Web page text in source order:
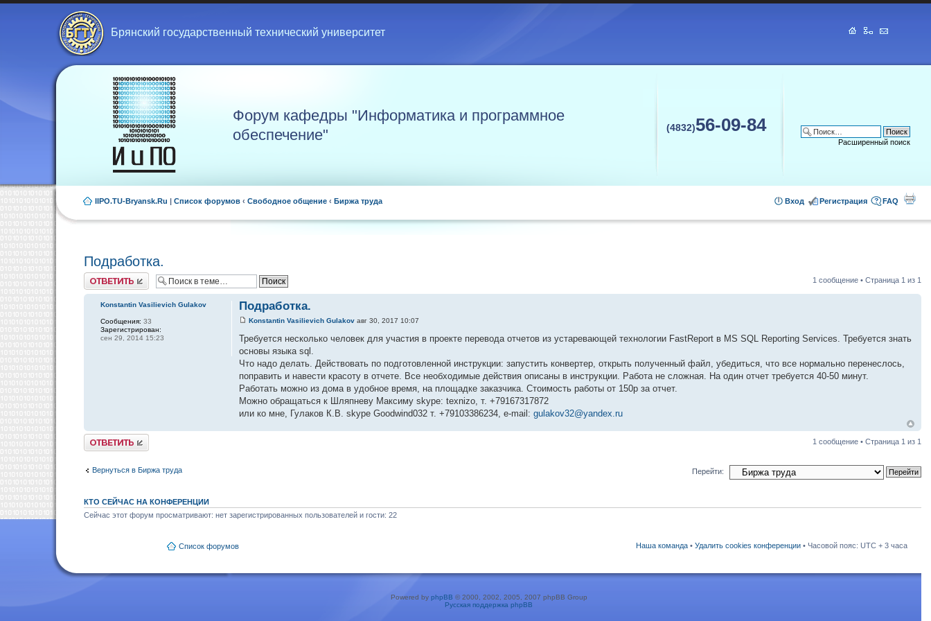
Брянский государственный технический университет
Форум кафедры "Информатика и программное
обеспечение"
(4832)56-09-84
Расширенный поиск
IIPO.TU-Bryansk.Ru | Список форумов ‹ Свободное общение ‹ Биржа труда FAQ
Регистрация
Вход
Подработка.
Ответить 1 сообщение • Страница 1 из 1
Подработка.
Konstantin Vasilievich Gulakov авг 30, 2017 10:07
Требуется несколько человек для участия в проекте перевода отчетов из устаревающей технологии FastReport в MS SQL Reporting Services. Требуется знать
основы языка sql.
Что надо делать. Действовать по подготовленной инструкции: запустить конвертер, открыть полученный файл, убедиться, что все нормально перенеслось,
поправить и навести красоту в отчете. Все необходимые действия описаны в инструкции. Работа не сложная. На один отчет требуется 40-50 минут.
Работать можно из дома в удобное время, на площадке заказчика. Стоимость работы от 150р за отчет.
Можно обращаться к Шляпневу Максиму skype: texnizo, т. +79167317872
или ко мне, Гулаков К.В. skype Goodwind032 т. +79103386234, e-mail:gulakov32@yandex.ru
Konstantin Vasilievich Gulakov
Сообщения: 33
Зарегистрирован:
сен 29, 2014 15:23
Ответить 1 сообщение • Страница 1 из 1
Вернуться в Биржа труда Перейти:
КТО СЕЙЧАС НА КОНФЕРЕНЦИИ
Сейчас этот форум просматривают: нет зарегистрированных пользователей и гости: 22
Список форумов Наша команда • Удалить cookies конференции • Часовой пояс: UTC + 3 часа
Powered by phpBB © 2000, 2002, 2005, 2007 phpBB Group
Русская поддержка phpBB